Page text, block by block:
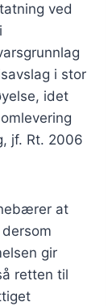
ved
i stor
idet
jf. Rt. 2006
at
gir
retten til